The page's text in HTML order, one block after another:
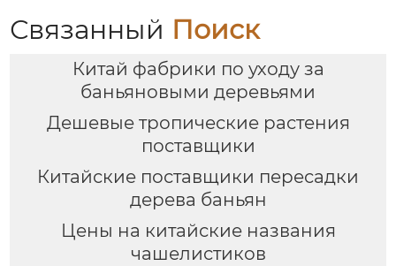
Связанный Поиск
Китай фабрики по уходу за
баньяновыми деревьями
Дешевые тропические растения
поставщики
Китайские поставщики пересадки
дерева баньян
Цены на китайские названия
чашелистиков